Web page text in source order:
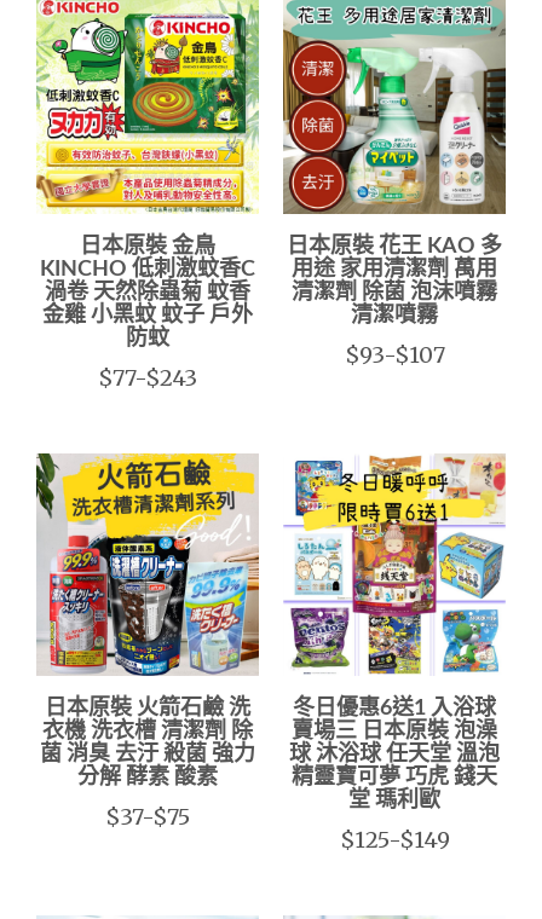
日本原裝 金鳥
KINCHO 低刺激蚊香C
渦卷 天然除蟲菊 蚊香
金雞 小黑蚊 蚊子 戶外
防蚊
$77-$243
日本原裝 花王 KAO 多
用途 家用清潔劑 萬用
清潔劑 除菌 泡沫噴霧
清潔噴霧
$93-$107
日本原裝 火箭石鹼 洗
衣機 洗衣槽 清潔劑 除
菌 消臭 去汙 殺菌 強力
分解 酵素 酸素
$37-$75
冬日優惠6送1 入浴球
賣場三 日本原裝 泡澡
球 沐浴球 任天堂 溫泡
精靈寶可夢 巧虎 錢天
堂 瑪利歐
$125-$149